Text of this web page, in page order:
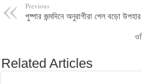
Previous
পুষ্পার জন্মদিনে অনুরাগীরা পেল বড়ো উপহার
Related Articles